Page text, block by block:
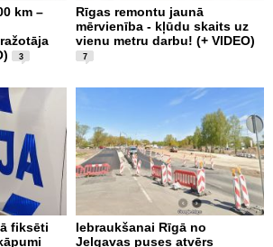
km –
3
Rīgas remontu jaunā
mērvienība - kļūdu skaits uz
vienu metru darbu! (+ VIDEO)
7
fiksēti
Iebraukšanai Rīgā no
Jelgavas puses atvērs